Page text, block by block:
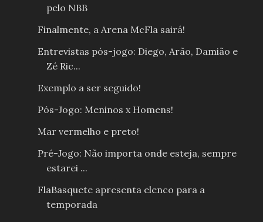
pelo NBB
Finalmente, a Arena McFla sairá!
Entrevistas pós-jogo: Diego, Arão, Damião e
Zé Ric...
Exemplo a ser seguido!
Pós-Jogo: Meninos x Homens!
Mar vermelho e preto!
Pré-Jogo: Não importa onde esteja, sempre
estarei ...
FlaBasquete apresenta elenco para a
temporada